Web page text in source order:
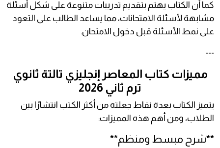
كما أن الكتاب يهتم بتقديم تدريبات متنوعة على شكل أسئلة
مشابهة لأسئلة الامتحانات، مما يساعد الطالب على التعود
على نمط الأسئلة قبل دخول الامتحان.
---
مميزات كتاب المعاصر إنجليزي تالتة ثانوي
ترم ثاني 2026
يتميز الكتاب بعدة نقاط جعلته من أكثر الكتب انتشارًا بين
الطلاب، ومن أهم هذه المميزات:
**شرح مبسط ومنظم**